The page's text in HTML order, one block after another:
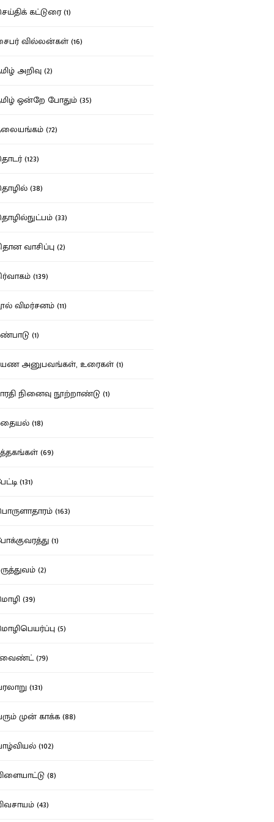
கட்டுரை (1)
வில்லன்கள் (16)
அறிவு (2)
ஒன்றே போதும் (35)
(72)
(123)
(38)
(33)
வாசிப்பு (2)
(139)
விமர்சனம் (11)
(1)
அனுபவங்கள், உரைகள் (1)
நினைவு நூற்றாண்டு (1)
(18)
(69)
(131)
(163)
(1)
(2)
(39)
(5)
(79)
(131)
முன் காக்க (88)
(102)
(8)
(43)